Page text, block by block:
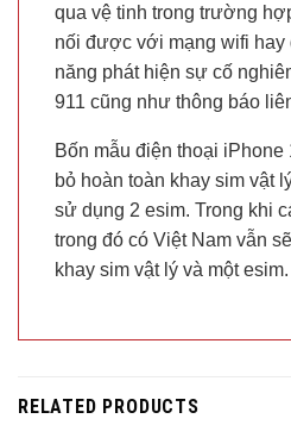
qua vệ tinh trong trường
nối được với mạng wifi hay
năng phát hiện sự cố
911 cũng như thông báo
Bốn mẫu điện thoại
bỏ hoàn toàn khay sim vật
sử dụng 2 esim. Trong khi
trong đó có Việt Nam vẫn
khay sim vật lý và một esim.
RELATED PRODUCTS